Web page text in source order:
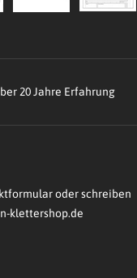
20 Jahre Erfahrung
oder schreiben
klettershop.de